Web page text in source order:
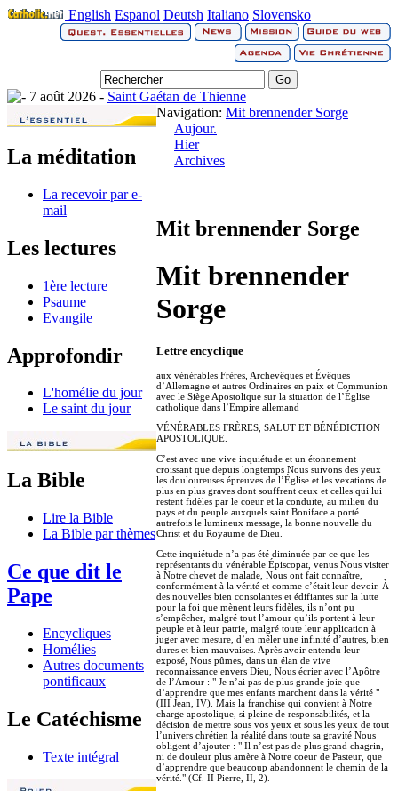
English Espanol Deutsh Italiano Slovensko
7 août 2026 - Saint Gaétan de Thienne
La méditation
La recevoir par e-
mail
Les lectures
1ère lecture
Psaume
Evangile
Approfondir
L'homélie du jour
Le saint du jour
La Bible
Lire la Bible
La Bible par thèmes
Ce que dit le
Pape
Encycliques
Homélies
Autres documents
pontificaux
Le Catéchisme
Texte intégral
Navigation: Mit brennender Sorge
Aujour.
Hier
Archives
Mit brennender Sorge
Mit brennender
Sorge
Lettre encyclique
aux vénérables Frères, Archevêques et Évêques
d’Allemagne et autres Ordinaires en paix et Communion
avec le Siège Apostolique sur la situation de l’Église
catholique dans l’Empire allemand
VÉNÉRABLES FRÈRES, SALUT ET BÉNÉDICTION
APOSTOLIQUE.
C’est avec une vive inquiétude et un étonnement
croissant que depuis longtemps Nous suivons des yeux
les douloureuses épreuves de l’Église et les vexations de
plus en plus graves dont souffrent ceux et celles qui lui
restent fidèles par le coeur et la conduite, au milieu du
pays et du peuple auxquels saint Boniface a porté
autrefois le lumineux message, la bonne nouvelle du
Christ et du Royaume de Dieu.
Cette inquiétude n’a pas été diminuée par ce que les
représentants du vénérable Épiscopat, venus Nous visiter
à Notre chevet de malade, Nous ont fait connaître,
conformément à la vérité et comme c’était leur devoir. À
des nouvelles bien consolantes et édifiantes sur la lutte
pour la foi que mènent leurs fidèles, ils n’ont pu
s’empêcher, malgré tout l’amour qu’ils portent à leur
peuple et à leur patrie, malgré toute leur application à
juger avec mesure, d’en mêler une infinité d’autres, bien
dures et bien mauvaises. Après avoir entendu leur
exposé, Nous pûmes, dans un élan de vive
reconnaissance envers Dieu, Nous écrier avec l’Apôtre
de l’Amour : " Je n’ai pas de plus grande joie que
d’apprendre que mes enfants marchent dans la vérité "
(III Jean, IV). Mais la franchise qui convient à Notre
charge apostolique, si pleine de responsabilités, et la
décision de mettre sous vos yeux et sous les yeux de tout
l’univers chrétien la réalité dans toute sa gravité Nous
obligent d’ajouter : " Il n’est pas de plus grand chagrin,
ni de douleur plus amère à Notre coeur de Pasteur, que
d’apprendre que beaucoup abandonnent le chemin de la
vérité." (Cf. II Pierre, II, 2).